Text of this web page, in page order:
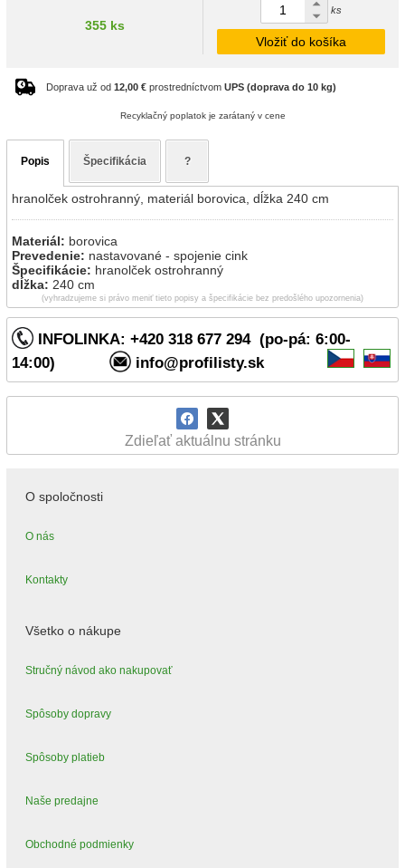
INFOLINKA: +420 318 677 294 (po-pá: 6:00-
14:00)
info@profilisty.sk
Zdieľať aktuálnu stránku
355 ks
ks
Vložiť do košíka
Doprava už od 12,00 € prostredníctvom UPS (doprava do 10 kg)
Recyklačný poplatok je zarátaný v cene
Popis Špecifikácia ?
hranolček ostrohranný, materiál borovica, dĺžka 240 cm
Materiál: borovica
Prevedenie: nastavované - spojenie cink
Špecifikácie: hranolček ostrohranný
dĺžka: 240 cm
(vyhradzujeme si právo meniť tieto popisy a špecifikácie bez predošlého upozornenia)
O spoločnosti
O nás
Kontakty
Všetko o nákupe
Stručný návod ako nakupovať
Spôsoby dopravy
Spôsoby platieb
Naše predajne
Obchodné podmienky